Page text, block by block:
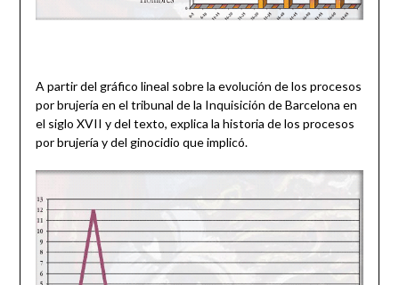
A partir del gráfico lineal sobre la evolución de los procesos
por brujería en el tribunal de la Inquisición de Barcelona en
el siglo XVII y del texto, explica la historia de los procesos
por brujería y del ginocidio que implicó.